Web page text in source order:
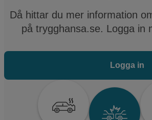
Då hittar du mer information
på trygghansa.se. Logga in
Logga in